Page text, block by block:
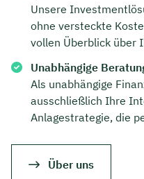
Unsere
ohne versteckte
vollen Überblick über
Unabhängige
Als unabhängige
ausschließlich Ihre
Anlagestrategie, die
Über uns
Jetzt
Wir beraten dich